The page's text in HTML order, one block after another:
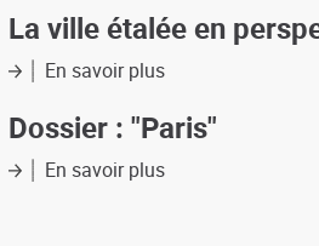
La ville étalée en
En savoir plussur
ville
étalée
en
Dossier : "Paris"
En savoir plussur